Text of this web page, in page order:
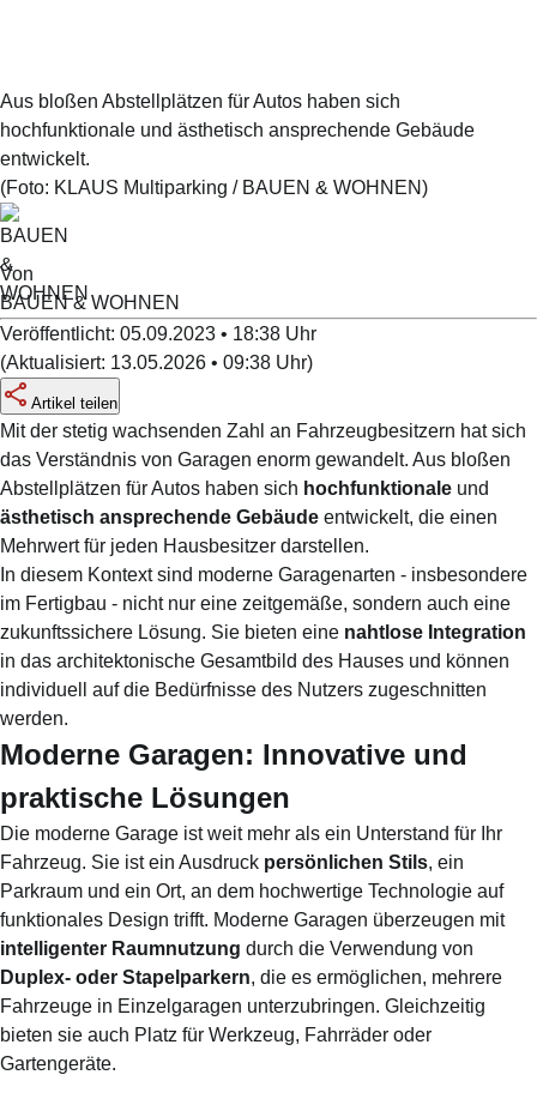
Aus bloßen Abstellplätzen für Autos haben sich
hochfunktionale und ästhetisch ansprechende Gebäude
entwickelt.
(Foto: KLAUS Multiparking / BAUEN & WOHNEN)
Von
BAUEN & WOHNEN
Veröffentlicht: 05.09.2023 • 18:38 Uhr
(Aktualisiert: 13.05.2026 • 09:38 Uhr)
Artikel teilen
Mit der stetig wachsenden Zahl an Fahrzeugbesitzern hat sich
das Verständnis von Garagen enorm gewandelt. Aus bloßen
Abstellplätzen fürAutos haben sich hochfunktionale und
ästhetisch ansprechende Gebäude entwickelt, die einen
Mehrwert für jeden Hausbesitzer darstellen.
In diesem Kontext sind moderne Garagenarten - insbesondere
im Fertigbau - nicht nur eine zeitgemäße, sondern auch eine
zukunftssichere Lösung. Sie bieten eine nahtlose Integration
in das architektonische Gesamtbild des Hauses und können
individuell auf die Bedürfnisse des Nutzers zugeschnitten
werden.
Moderne Garagen: Innovative und
praktische Lösungen
Die moderne Garage ist weit mehr als ein Unterstand für Ihr
Fahrzeug. Sie ist ein Ausdruck persönlichen Stils, ein
Parkraum und ein Ort, an dem hochwertige Technologie auf
funktionales Design trifft. Moderne Garagen überzeugen mit
intelligenter Raumnutzung durch die Verwendung von
Duplex- oder Stapelparkern, die es ermöglichen, mehrere
Fahrzeuge in Einzelgaragen unterzubringen. Gleichzeitig
bieten sie auch Platz für Werkzeug, Fahrräder oder
Gartengeräte.